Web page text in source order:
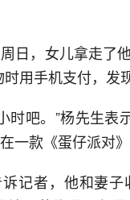
日，女儿拿走了
用手机支付，发
时吧。”杨先生表
一款《蛋仔派对
记者，他和妻